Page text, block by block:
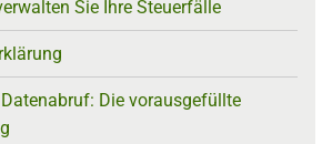
Sie Ihre Steuerfälle
Die vorausgefüllte